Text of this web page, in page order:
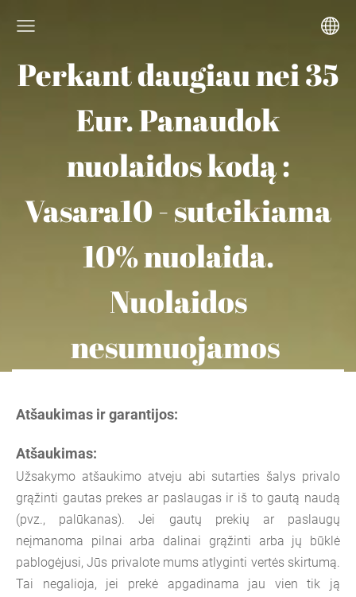
Perkant daugiau nei 35
Eur. Panaudok
nuolaidos kodą :
Vasara10 - suteikiama
10% nuolaida.
Nuolaidos
nesumuojamos
Atšaukimas ir garantijos:
Atšaukimas:
Užsakymo atšaukimo atveju abi sutarties šalys privalo
grąžinti gautas prekes ar paslaugas ir iš to gautą naudą
(pvz., palūkanas). Jei gautų prekių ar paslaugų
neįmanoma pilnai arba dalinai grąžinti arba jų būklė
pablogėjusi, Jūs privalote mums atlyginti vertės skirtumą.
Tai negalioja, jei prekė apgadinama jau vien tik ją